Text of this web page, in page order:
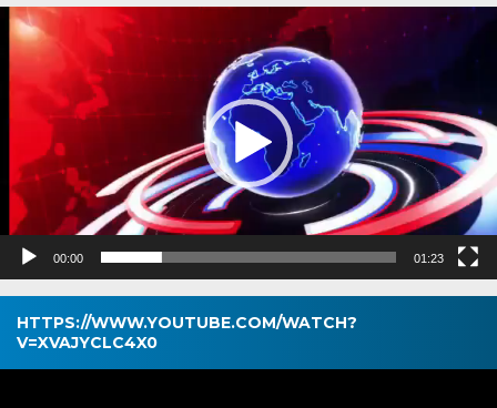
Pemutar
Video
00:00 01:23
HTTPS://WWW.YOUTUBE.COM/WATCH?
V=XVAJYCLC4X0
Pemutar